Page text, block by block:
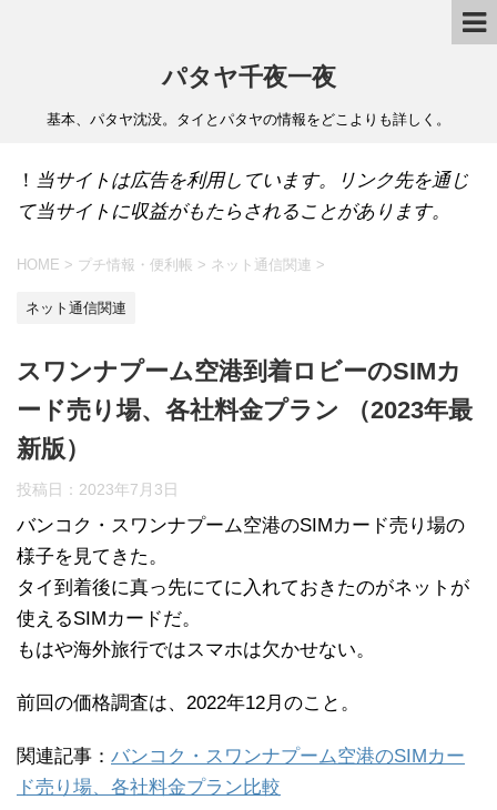
パタヤ千夜一夜
基本、パタヤ沈没。タイとパタヤの情報をどこよりも詳しく。
！ 当サイトは広告を利用しています。リンク先を通じ
て当サイトに収益がもたらされることがあります。
HOME > プチ情報・便利帳 > ネット通信関連 >
ネット通信関連
スワンナプーム空港到着ロビーのSIMカ
ード売り場、各社料金プラン （2023年最
新版）
投稿日： 2023年7月3日
バンコク・スワンナプーム空港のSIMカード売り場の
様子を見てきた。
タイ到着後に真っ先にてに入れておきたのがネットが
使えるSIMカードだ。
もはや海外旅行ではスマホは欠かせない。
前回の価格調査は、2022年12月のこと。
関連記事： バンコク・スワンナプーム空港のSIMカー
ド売り場、各社料金プラン比較